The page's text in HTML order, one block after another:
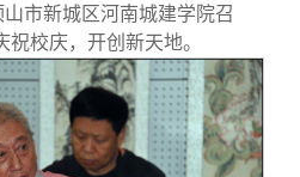
坛
界
息
程
名单
市新城区河南城建学院召
校庆，开创新天地。